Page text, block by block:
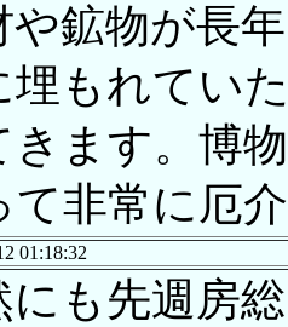
や鉱物が長
埋もれてい
きます。博
て非常に厄
01:18:32
にも先週房